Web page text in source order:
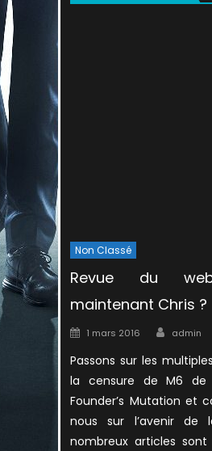
Non Classé
Revue du
maintenant Chris ?
Posted
1 mars 2016 Author
admin
Passons sur les
la censure de M6 de
Founder’s Mutation et
nous sur l’avenir de
nombreux articles sont